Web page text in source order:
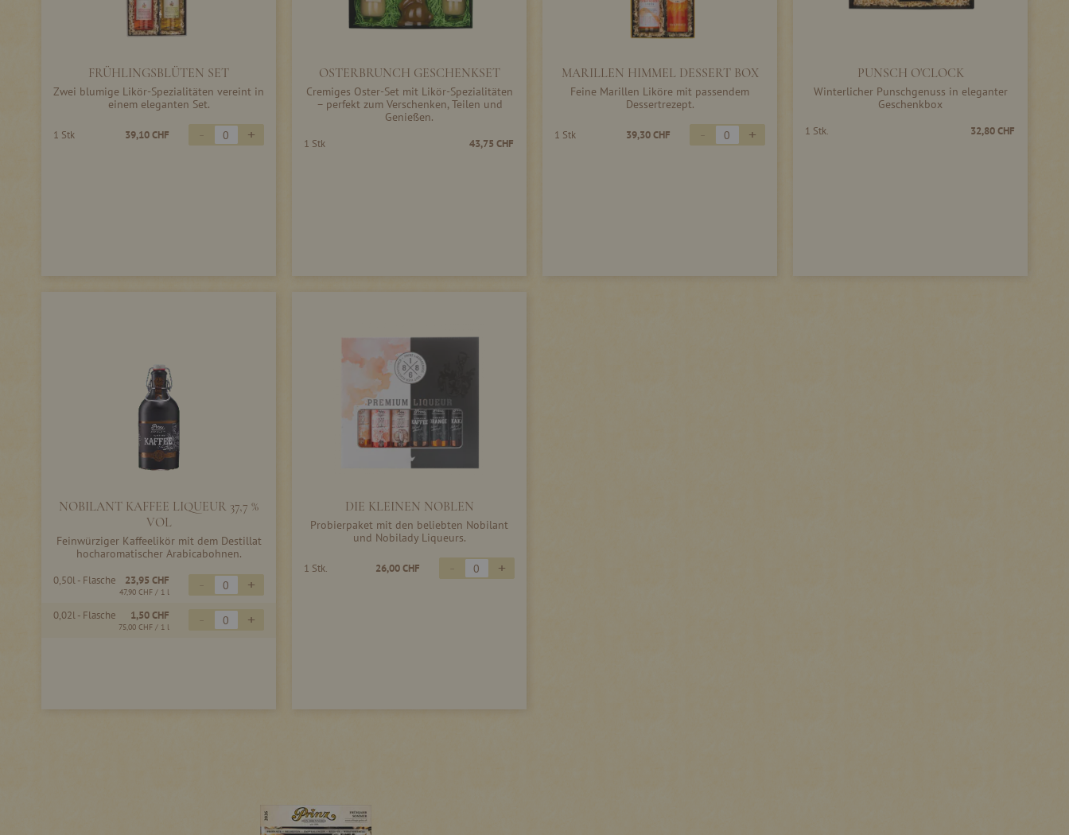
FRÜHLINGSBLÜTEN SET
Zwei blumige Likör-Spezialitäten vereint in
einem eleganten Set.
1 Stk 39,10 CHF - +
OSTERBRUNCH GESCHENKSET
Cremiges Oster-Set mit Likör-Spezialitäten
– perfekt zum Verschenken, Teilen und
Genießen.
1 Stk 43,75 CHF
MARILLEN HIMMEL DESSERT BOX
Feine Marillen Liköre mit passendem
Dessertrezept.
1 Stk 39,30 CHF - +
PUNSCH O'CLOCK
Winterlicher Punschgenuss in eleganter
Geschenkbox
1 Stk. 32,80 CHF
NOBILANT KAFFEE LIQUEUR 37,7 %
VOL
Feinwürziger Kaffeelikör mit dem Destillat
hocharomatischer Arabicabohnen.
0,50l - Flasche 23,95 CHF
47,90 CHF / 1 l - +
0,02l - Flasche 1,50 CHF
75,00 CHF / 1 l - +
DIE KLEINEN NOBLEN
Probierpaket mit den beliebten Nobilant
und Nobilady Liqueurs.
1 Stk. 26,00 CHF - +